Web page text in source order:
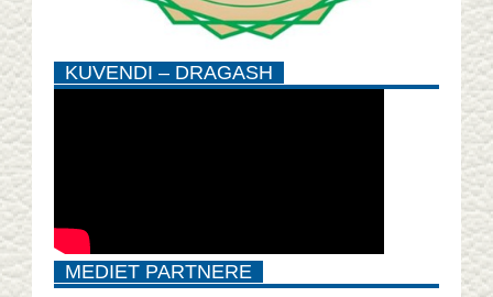
KUVENDI – DRAGASH
MEDIET PARTNERE